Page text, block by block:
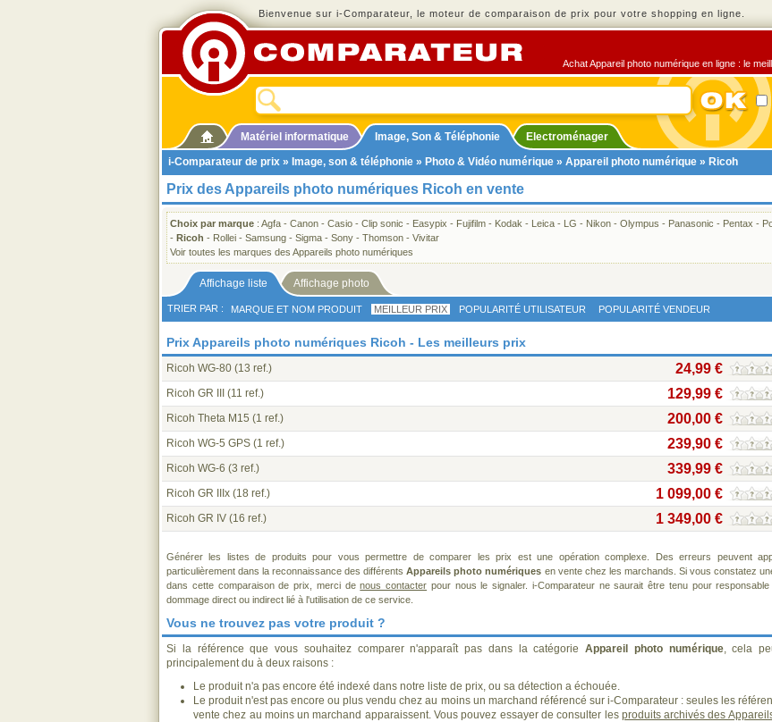
Bienvenue sur i-Comparateur, le moteur de comparaison de prix pour votre shopping en ligne.
Achat Appareil photo numérique en ligne : le
Matériel informatique Image, Son & Téléphonie
Electroménager
i-Comparateur de prix » Image, son & téléphonie » Photo & Vidéo numérique » Appareil photo numérique » Ricoh
Prix des Appareils photo numériques Ricoh en vente
Choix par marque : Agfa - Canon - Casio - Clip sonic - Easypix - Fujifilm - Kodak - Leica - LG - Nikon - Olympus - Panasonic - Pentax -
- Ricoh - Rollei - Samsung - Sigma - Sony - Thomson - Vivitar
Voir toutes les marques des Appareils photo numériques
Affichage liste Affichage photo
TRIER PAR : MARQUE ET NOM PRODUIT MEILLEUR PRIX POPULARITÉ UTILISATEUR POPULARITÉ VENDEUR
Prix Appareils photo numériques Ricoh - Les meilleurs prix
Ricoh WG-80 (13 ref.) 24,99 €
Ricoh GR III (11 ref.) 129,99 €
Ricoh Theta M15 (1 ref.) 200,00 €
Ricoh WG-5 GPS (1 ref.) 239,90 €
Ricoh WG-6 (3 ref.) 339,99 €
Ricoh GR IIIx (18 ref.) 1 099,00 €
Ricoh GR IV (16 ref.) 1 349,00 €
Générer les listes de produits pour vous permettre de comparer les prix est une opération complexe. Des erreurs peuvent
particulièrement dans la reconnaissance des différentsAppareils photo numériques en vente chez les marchands. Si vous constatez
dans cette comparaison de prix, merci denous contacter pour nous le signaler. i-Comparateur ne saurait être tenu pour
dommage direct ou indirect lié à l'utilisation de ce service.
Vous ne trouvez pas votre produit ?
Si la référence que vous souhaitez comparer n'apparaît pas dans la catégorieAppareil photo numérique, cela
principalement du à deux raisons :
Le produit n'a pas encore été indexé dans notre liste de prix, ou sa détection a échouée.
Le produit n'est pas encore ou plus vendu chez au moins un marchand référencé sur i-Comparateur : seules les
vente chez au moins un marchand apparaissent. Vous pouvez essayer de consulter les produits archivés des